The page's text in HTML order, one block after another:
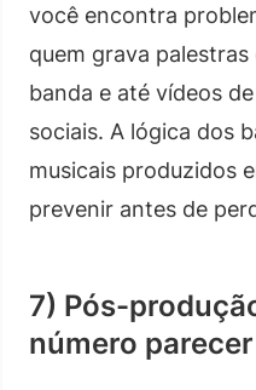
você encontra
quem grava
banda e até vídeos
sociais. A lógica dos
musicais produzidos
prevenir antes de
7) Pós-
número